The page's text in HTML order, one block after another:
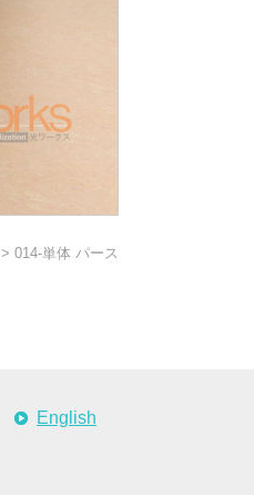
> 014-単体 パース
English